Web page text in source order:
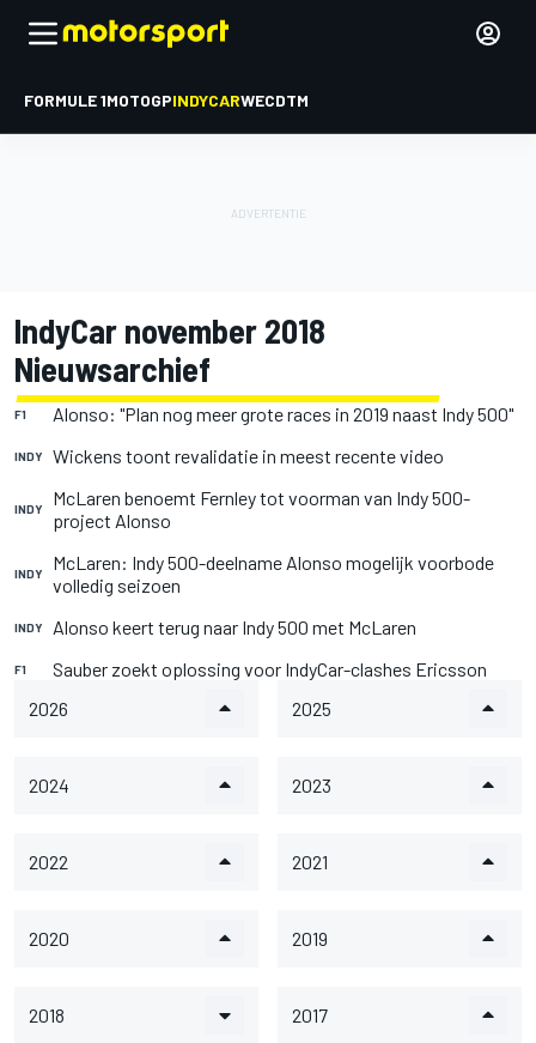
FORMULE 1MOTOGPINDYCARWECDTM
IndyCar november 2018
Nieuwsarchief
F1 Alonso: "Plan nog meer grote races in 2019 naast Indy 500"
INDY Wickens toont revalidatie in meest recente video
INDY
McLaren benoemt Fernley tot voorman van Indy 500-
project Alonso
INDY
McLaren: Indy 500-deelname Alonso mogelijk voorbode
volledig seizoen
INDY Alonso keert terug naar Indy 500 met McLaren
F1
Sauber zoekt oplossing voor IndyCar-clashes Ericsson
2026
2025
2024 2023
2022 2021
2020 2019
2018 2017